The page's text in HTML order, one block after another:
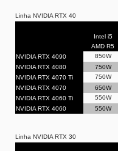
Linha NVIDIA RTX 40
Intel i5
AMD R5
NVIDIA RTX 4090
850W
NVIDIA RTX 4080
750W
NVIDIA RTX 4070 Ti
750W
NVIDIA RTX 4070
650W
NVIDIA RTX 4060 Ti
550W
NVIDIA RTX 4060
550W
Linha NVIDIA RTX 30